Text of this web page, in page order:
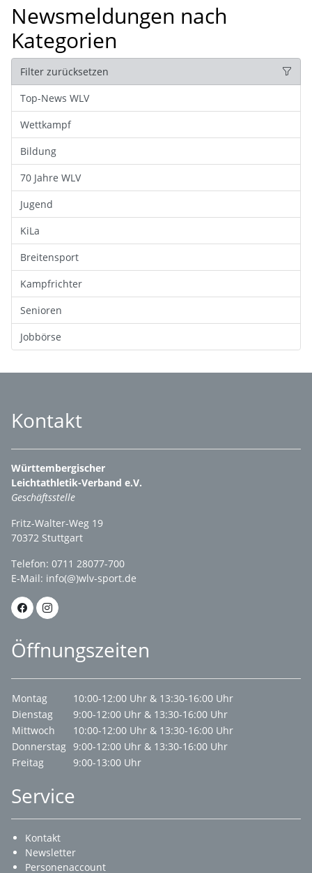
Newsmeldungen nach
Kategorien
Filter zurücksetzen
Top-News WLV
Wettkampf
Bildung
70 Jahre WLV
Jugend
KiLa
Breitensport
Kampfrichter
Senioren
Jobbörse
Kontakt
Württembergischer
Leichtathletik-Verband e.V.
Geschäftsstelle
Fritz-Walter-Weg 19
70372 Stuttgart
Telefon: 0711 28077-700
E-Mail: info(@)wlv-sport.de
Öffnungszeiten
Montag
10:00-12:00 Uhr & 13:30-16:00 Uhr
Dienstag
9:00-12:00 Uhr & 13:30-16:00 Uhr
Mittwoch
10:00-12:00 Uhr & 13:30-16:00 Uhr
Donnerstag 9:00-12:00 Uhr & 13:30-16:00 Uhr
Freitag
9:00-13:00 Uhr
Service
Kontakt
Newsletter
Personenaccount